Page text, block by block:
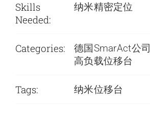
Skills
Needed:
纳米精密定位
Categories:
德国SmarAct公司
高负载位移台
Tags: 纳米位移台